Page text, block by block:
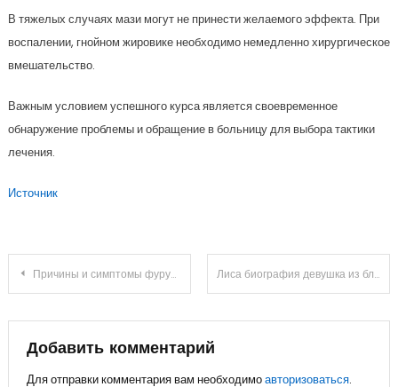
В тяжелых случаях мази могут не принести желаемого эффекта. При
воспалении, гнойном жировике необходимо немедленно хирургическое
вмешательство.
Важным условием успешного курса является своевременное
обнаружение проблемы и обращение в больницу для выбора тактики
лечения.
Источник
Навигация
записям
Причины и симптомы фурункула с локализацией на щеке Лиса биография девушка из блэк пинк
Добавить комментарий
Для отправки комментария вам необходимоавторизоваться.